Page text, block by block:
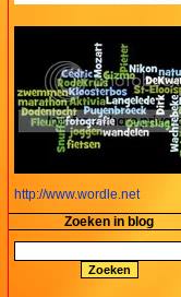
http://www.wordle.net
Zoeken in blog